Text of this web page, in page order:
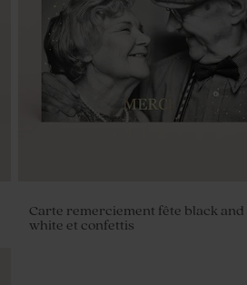
Crayon à papier fête à personnaliser
Carte remerciement fête black and
white et confettis